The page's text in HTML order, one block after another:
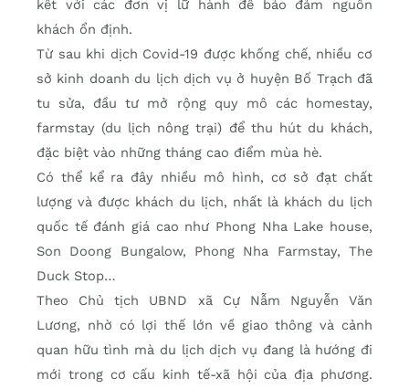
kết với các đơn vị lữ hành để bảo đảm nguồn
khách ổn định.
Từ sau khi dịch Covid-19 được khống chế, nhiều cơ
sở kinh doanh du lịch dịch vụ ở huyện Bố Trạch đã
tu sửa, đầu tư mở rộng quy mô các homestay,
farmstay (du lịch nông trại) để thu hút du khách,
đặc biệt vào những tháng cao điểm mùa hè.
Có thể kể ra đây nhiều mô hình, cơ sở đạt chất
lượng và được khách du lịch, nhất là khách du lịch
quốc tế đánh giá cao như Phong Nha Lake house,
Son Doong Bungalow, Phong Nha Farmstay, The
Duck Stop…
Theo Chủ tịch UBND xã Cự Nẫm Nguyễn Văn
Lương, nhờ có lợi thế lớn về giao thông và cảnh
quan hữu tình mà du lịch dịch vụ đang là hướng đi
mới trong cơ cấu kinh tế-xã hội của địa phương.